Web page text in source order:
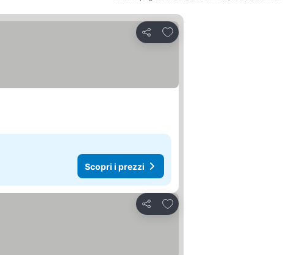
Condividi
Aggiungi ai preferiti
Scopri i prezzi
Condividi
Aggiungi ai preferiti